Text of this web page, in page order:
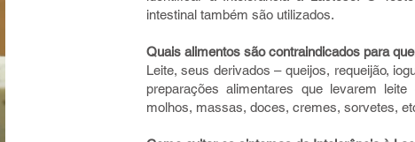
intestinal também são utilizados.
Quais alimentos são contraindicados para
Leite, seus derivados – queijos, requeijão,
preparações alimentares que levarem
molhos, massas, doces, cremes, sorvetes,